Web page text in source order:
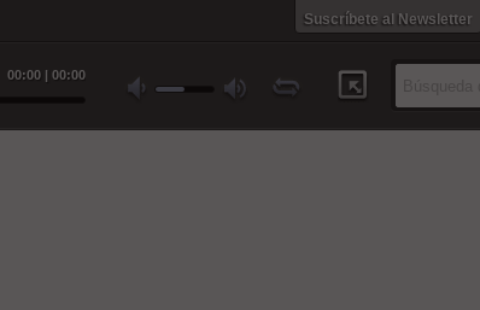
Suscríbete al Newsletter
00:00 | 00:00